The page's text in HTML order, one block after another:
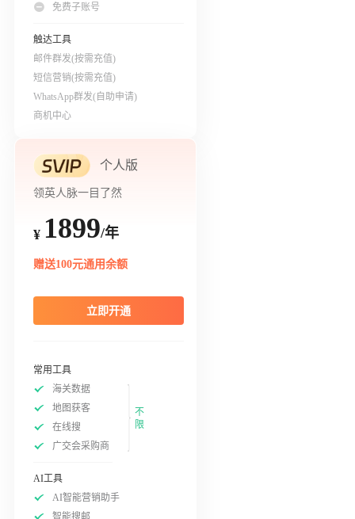
免费子账号
触达工具
邮件群发(按需充值)
短信营销(按需充值)
WhatsApp群发(自助申请)
商机中心
个人版
领英人脉一目了然
¥ 1899/年
赠送100元通用余额
立即开通
常用工具
海关数据
地图获客
在线搜
广交会采购商
不
限
AI工具
AI智能营销助手
智能搜邮